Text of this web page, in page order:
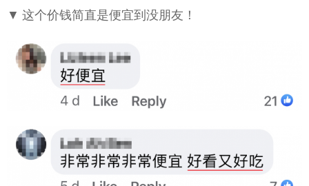
▼ 这个价钱简直是便宜到没朋友！